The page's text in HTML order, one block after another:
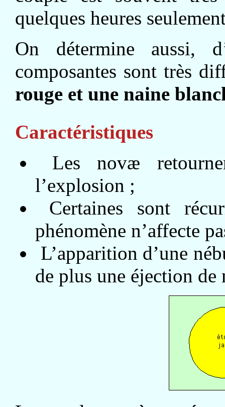
quelques heures
On détermine aussi,
composantes sont très
rouge et une naine
Caractéristiques
Les novæ
l’explosion ;
Certaines sont
phénomène n’affecte
L’apparition d’une
de plus une éjection de